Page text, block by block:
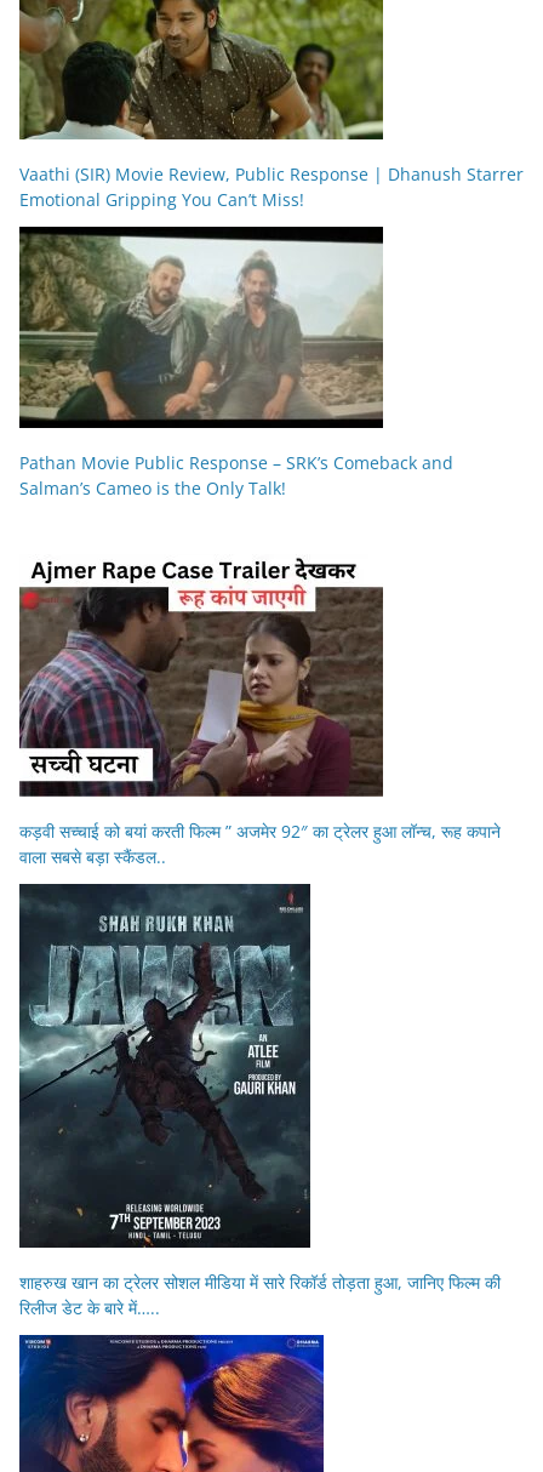
Vaathi (SIR) Movie Review, Public Response | Dhanush Starrer
Emotional Gripping You Can’t Miss!
Pathan Movie Public Response – SRK’s Comeback and
Salman’s Cameo is the Only Talk!
कड़वी सच्चाई को बयां करती फिल्म ” अजमेर 92″ का ट्रेलर हुआ लॉन्च, रूह कपाने
वाला सबसे बड़ा स्कैंडल..
शाहरुख खान का ट्रेलर सोशल मीडिया में सारे रिकॉर्ड तोड़ता हुआ, जानिए फिल्म की
रिलीज डेट के बारे में…..